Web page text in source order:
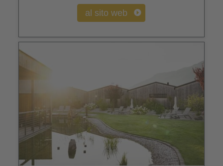
al sito web